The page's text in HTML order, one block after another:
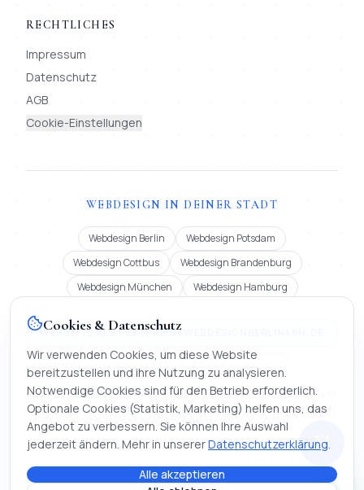
RECHTLICHES
Impressum
Datenschutz
AGB
Cookie-Einstellungen
WEBDESIGN IN DEINER STADT
Webdesign Berlin
Webdesign Potsdam
Webdesign Cottbus
Webdesign Brandenburg
Webdesign München
Webdesign Hamburg
WEBSEITE ALS FESTPREIS | WEBDESIGNBERLIN48H.DE
Festpreis ab 900 € oder Miete ab 99 €/Monat (12 Mon.). Bundles
MOMENTUM 2.850 €, IMPERIUM 4.990 €. Lieferung in 48 h.
Auch tätig in Köln, Frankfurt, Stuttgart, Düsseldorf, Leipzig, Dortmund,
Bremen, Dresden, Hannover und Nürnberg | Webseite erstellen lassen,
KI-Chatbot entwickeln und digitale Firmenmappen.
©2026Mihajlo Systems.Webentwicklung, KI & Automatisierung. Alle
M
Cookies & Datenschutz
Wir verwenden Cookies, um diese Website
bereitzustellen und ihre Nutzung zu analysieren.
Notwendige Cookies sind für den Betrieb erforderlich.
Optionale Cookies (Statistik, Marketing) helfen uns, das
Angebot zu verbessern. Sie können Ihre Auswahl
jederzeit ändern. Mehr in unsererDatenschutzerklärung.
Alle akzeptieren